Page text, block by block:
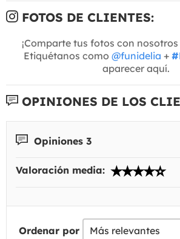
FOTOS DE CLIENTES:
¡Comparte tus fotos con nosotros
Etiquétanos como @funidelia +
aparecer aquí.
OPINIONES DE LOS
Opiniones 3
Valoración media:
Ordenar por